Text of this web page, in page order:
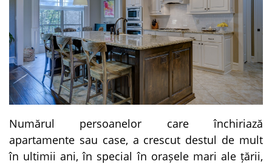
Numărul persoanelor care închiriază
apartamente sau case, a crescut destul de mult
în ultimii ani, în special în orașele mari ale țării,